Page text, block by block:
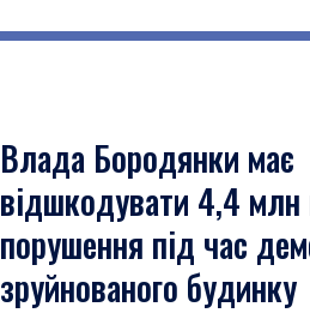
Влада Бородянки має
відшкодувати 4,4 млн
порушення під час
зруйнованого будинку